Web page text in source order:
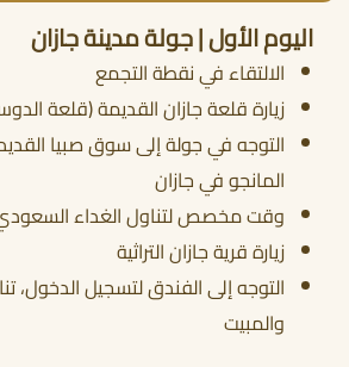
أحجز الان
اليوم الأول | جولة مدينة جازان
الالتقاء في نقطة التجمع
زيارة قلعة جازان القديمة (قلعة
التوجه في جولة إلى سوق صبيا
المانجو في جازان
وقت مخصص لتناول الغداء
زيارة قرية جازان التراثية
التوجه إلى الفندق لتسجيل الدخول،
والمبيت